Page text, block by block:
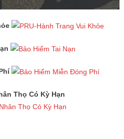
Thọ Có Kỳ Hạn